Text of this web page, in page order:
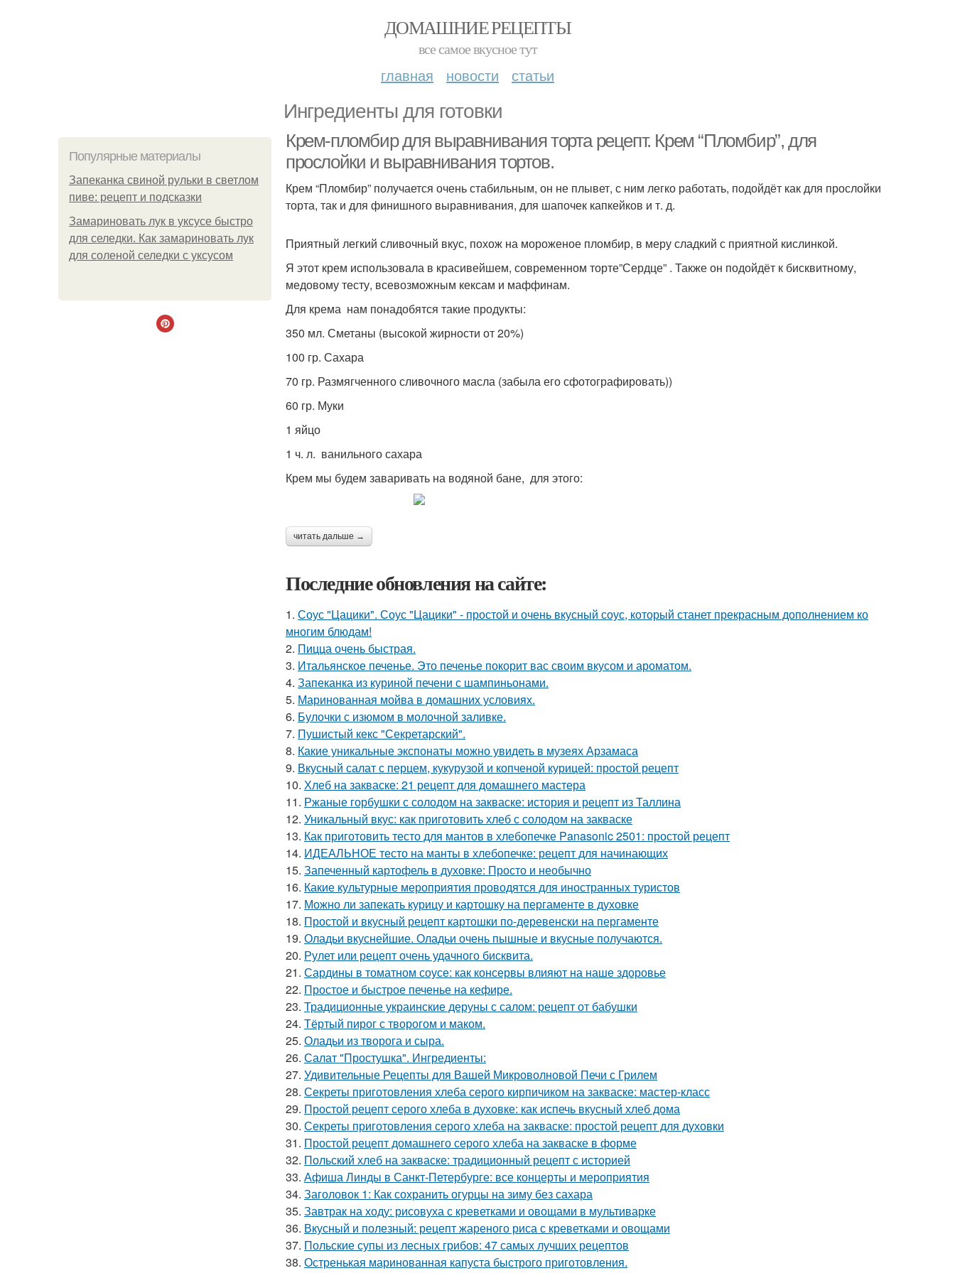
ДОМАШНИЕ РЕЦЕПТЫ
все самое вкусное тут
главная новости статьи
Ингредиенты для готовки
Популярные материалы
Запеканка свиной рульки в светлом
пиве: рецепт и подсказки
Замариновать лук в уксусе быстро
для селедки. Как замариновать лук
для соленой селедки с уксусом
Крем-пломбир для выравнивания торта рецепт. Крем “Пломбир”, для
прослойки и выравнивания тортов.
Крем “Пломбир” получается очень стабильным, он не плывет, с ним легко работать, подойдёт как для прослойки
торта, так и для финишного выравнивания, для шапочек капкейков и т. д.
Приятный легкий сливочный вкус, похож на мороженое пломбир, в меру сладкий с приятной кислинкой.
Я этот крем использовала в красивейшем, современном торте”Сердце” . Также он подойдёт к бисквитному,
медовому тесту, всевозможным кексам и маффинам.
Для крема нам понадобятся такие продукты:
350 мл. Сметаны (высокой жирности от 20%)
100 гр. Сахара
70 гр. Размягченного сливочного масла (забыла его сфотографировать))
60 гр. Муки
1 яйцо
1 ч. л. ванильного сахара
Крем мы будем заваривать на водяной бане, для этого:
читать дальше →
Последние обновления на сайте:
1. Соус "Цацики". Соус "Цацики" - простой и очень вкусный соус, который станет прекрасным дополнением ко
многим блюдам!
2. Пицца очень быстрая.
3. Итальянское печенье. Это печенье покорит вас своим вкусом и ароматом.
4. Запеканка из куриной печени с шампиньонами.
5. Маринованная мойва в домашних условиях.
6. Булочки с изюмом в молочной заливке.
7. Пушистый кекс "Секретарский".
8. Какие уникальные экспонаты можно увидеть в музеях Арзамаса
9. Вкусный салат с перцем, кукурузой и копченой курицей: простой рецепт
10. Хлеб на закваске: 21 рецепт для домашнего мастера
11. Ржаные горбушки с солодом на закваске: история и рецепт из Таллина
12. Уникальный вкус: как приготовить хлеб с солодом на закваске
13. Как приготовить тесто для мантов в хлебопечке Panasonic 2501: простой рецепт
14. ИДЕАЛЬНОЕ тесто на манты в хлебопечке: рецепт для начинающих
15. Запеченный картофель в духовке: Просто и необычно
16. Какие культурные мероприятия проводятся для иностранных туристов
17. Можно ли запекать курицу и картошку на пергаменте в духовке
18. Простой и вкусный рецепт картошки по-деревенски на пергаменте
19. Оладьи вкуснейшие. Оладьи очень пышные и вкусные получаются.
20. Рулет или рецепт очень удачного бисквита.
21. Сардины в томатном соусе: как консервы влияют на наше здоровье
22. Простое и быстрое печенье на кефире.
23. Традиционные украинские деруны с салом: рецепт от бабушки
24. Тёртый пирог с творогом и маком.
25. Оладьи из творога и сыра.
26. Салат "Простушка". Ингредиенты:
27. Удивительные Рецепты для Вашей Микроволновой Печи с Грилем
28. Секреты приготовления хлеба серого кирпичиком на закваске: мастер-класс
29. Простой рецепт серого хлеба в духовке: как испечь вкусный хлеб дома
30. Секреты приготовления серого хлеба на закваске: простой рецепт для духовки
31. Простой рецепт домашнего серого хлеба на закваске в форме
32. Польский хлеб на закваске: традиционный рецепт с историей
33. Афиша Линды в Санкт-Петербурге: все концерты и мероприятия
34. Заголовок 1: Как сохранить огурцы на зиму без сахара
35. Завтрак на ходу: рисовуха с креветками и овощами в мультиварке
36. Вкусный и полезный: рецепт жареного риса с креветками и овощами
37. Польские супы из лесных грибов: 47 самых лучших рецептов
38. Остренькая маринованная капуста быстрого приготовления.